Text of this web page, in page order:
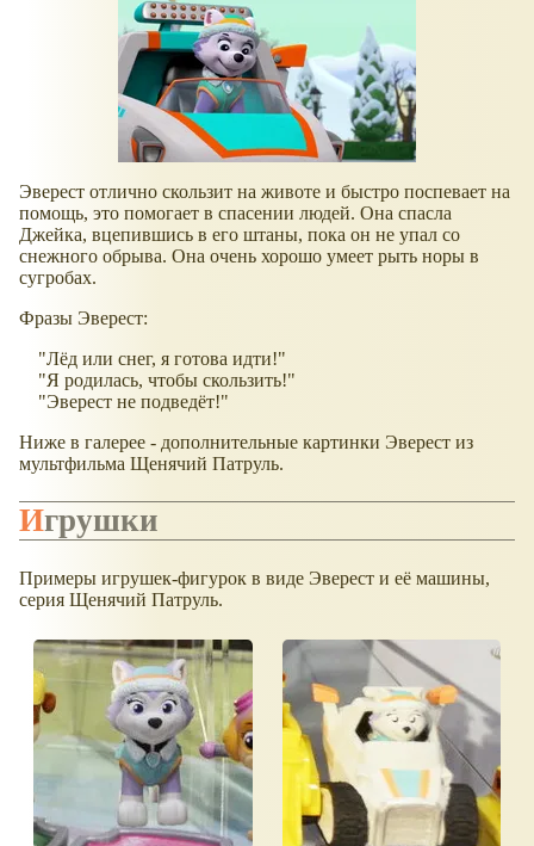
Эверест отлично скользит на животе и быстро поспевает на
помощь, это помогает в спасении людей. Она спасла
Джейка, вцепившись в его штаны, пока он не упал со
снежного обрыва. Она очень хорошо умеет рыть норы в
сугробах.
Фразы Эверест:
"Лёд или снег, я готова идти!"
"Я родилась, чтобы скользить!"
"Эверест не подведёт!"
Ниже в галерее - дополнительные картинки Эверест из
мультфильма Щенячий Патруль.
Игрушки
Примеры игрушек-фигурок в виде Эверест и её машины,
серия Щенячий Патруль.